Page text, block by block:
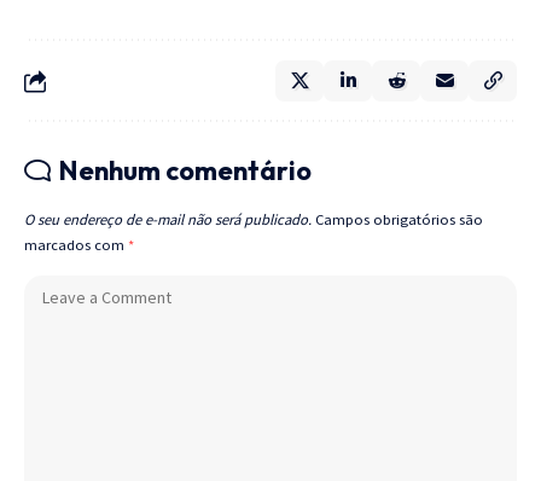
Nenhum comentário
O seu endereço de e-mail não será publicado. Campos obrigatórios são
marcados com *